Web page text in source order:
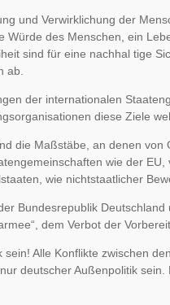
und Verwirklichung der
Würde des Menschen, ein
sind für eine nachhal tige
ab.
der internationalen
diese Ziele
die Maßstäbe, an denen
wie der
wie nichtstaatlicher
Bundesrepublik
dem Verbot der
sein! Alle Konflikte zwischen
deutscher Außenpolitik